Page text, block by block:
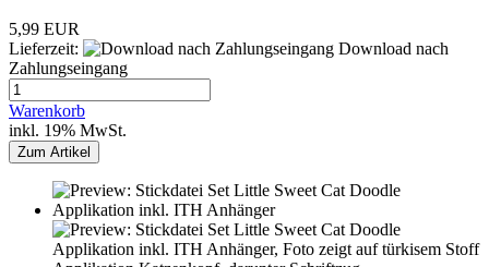
5,99 EUR
Lieferzeit:
Download nach
Zahlungseingang
Warenkorb
inkl. 19% MwSt.
Zum Artikel